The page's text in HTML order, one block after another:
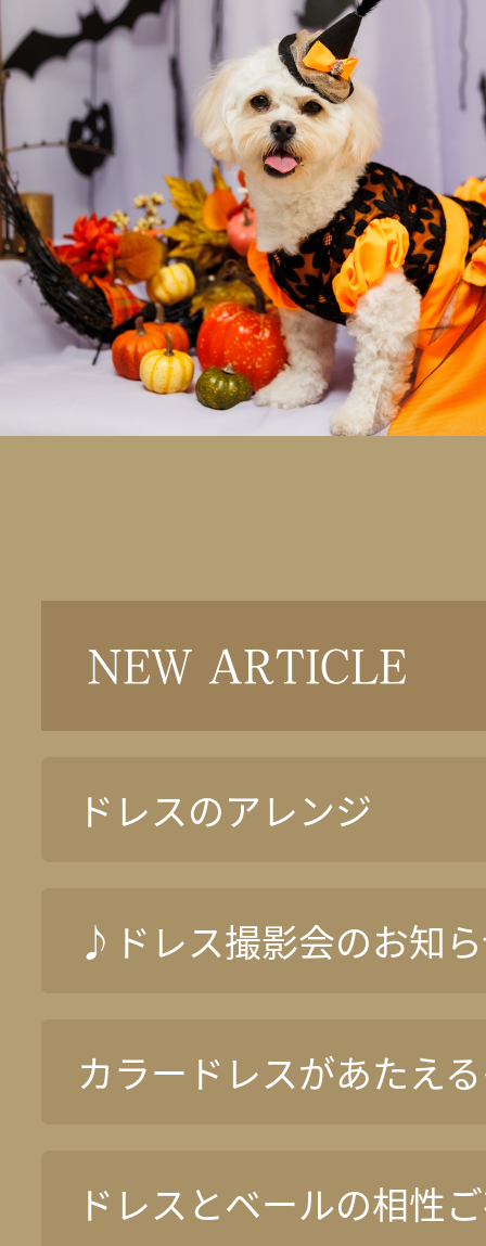
NEW ARTICLE
ドレスのアレンジ
♪ドレス撮影会のお知
カラードレスがあたえ
ドレスとベールの相性